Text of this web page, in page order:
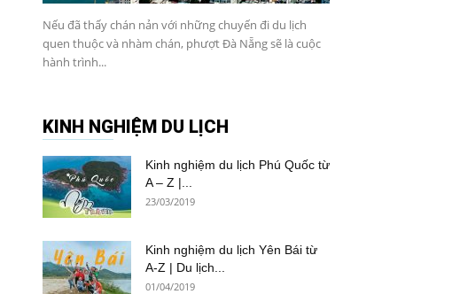
Nếu đã thấy chán nản với những chuyến đi du lịch
quen thuộc và nhàm chán, phượt Đà Nẵng sẽ là cuộc
hành trình...
KINH NGHIỆM DU LỊCH
Kinh nghiệm du lịch Phú Quốc từ
A – Z |...
23/03/2019
Kinh nghiệm du lịch Yên Bái từ
A-Z | Du lịch...
01/04/2019